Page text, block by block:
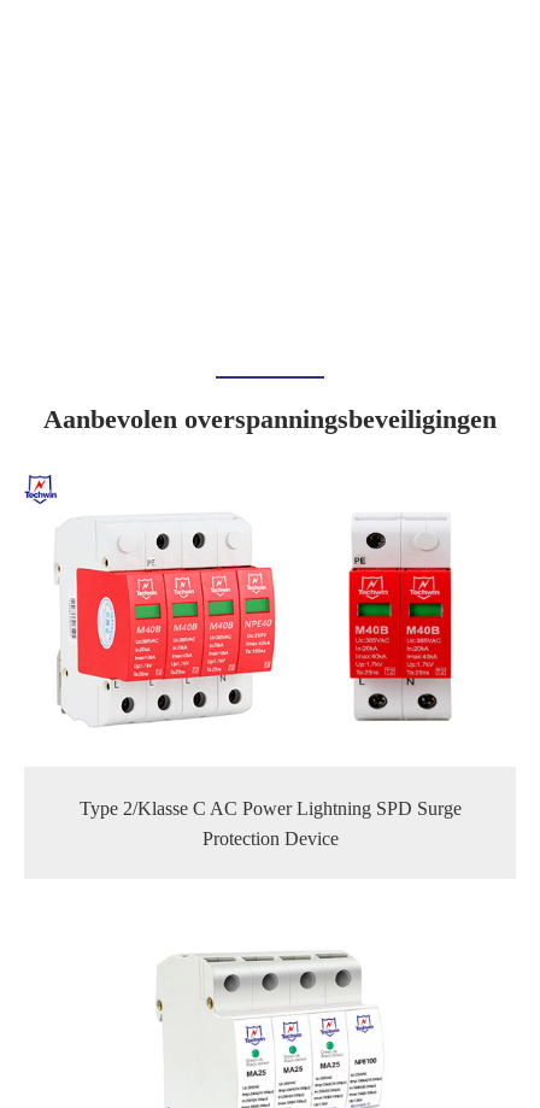
Aanbevolen overspanningsbeveiligingen
Type 2/Klasse C AC Power Lightning SPD Surge
Protection Device